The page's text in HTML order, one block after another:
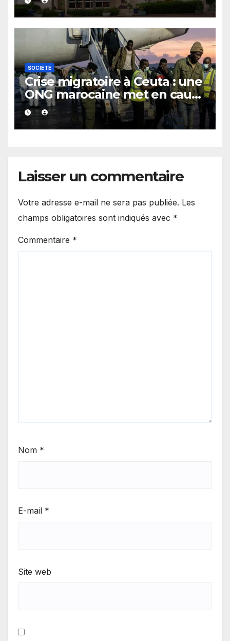
SOCIÉTÉ
Crise migratoire à Ceuta : une
ONG marocaine met en cause
les responsabilités de Rabat
et de Madrid
Laisser un commentaire
Votre adresse e-mail ne sera pas publiée. Les
champs obligatoires sont indiqués avec *
Commentaire *
Nom *
E-mail *
Site web